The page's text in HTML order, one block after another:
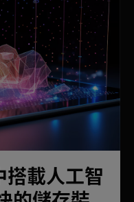
搭載人工智